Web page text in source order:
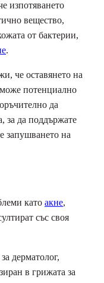
изпотяването
вещество,
от бактерии,
.
че оставянето на
потенциално
да
за да поддържате
запушването на
като акне,
със своя
дерматолог,
в грижата за